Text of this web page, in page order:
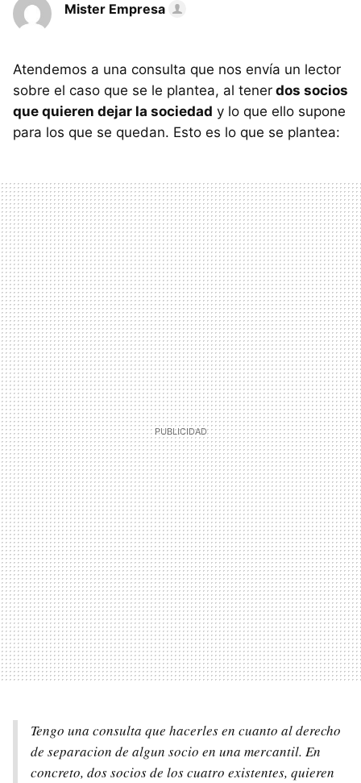
Mister Empresa
Atendemos a una consulta que nos envía un lector
sobre el caso que se le plantea, al tener dos socios
que quieren dejar la sociedad y lo que ello supone
para los que se quedan. Esto es lo que se plantea:
Tengo una consulta que hacerles en cuanto al derecho
de separacion de algun socio en una mercantil. En
concreto, dos socios de los cuatro existentes, quieren